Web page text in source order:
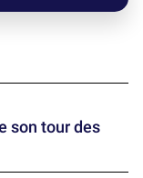
son tour des